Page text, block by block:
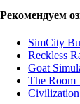
Рекомендуем
SimCity
Reckless
Goat
The Room
Civilization